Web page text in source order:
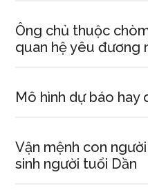
Ông chủ thuộc
quan hệ yêu đương
Mô hình dự báo hay
Vận mệnh con
sinh người tuổi Dần